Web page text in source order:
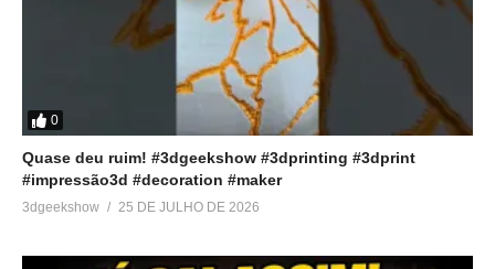
0
Quase deu ruim! #3dgeekshow #3dprinting #3dprint
#impressão3d #decoration #maker
3dgeekshow 25 DE JULHO DE 2026